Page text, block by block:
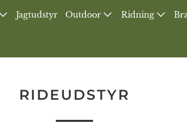
Jagtudstyr Outdoor Ridning
RIDEUDSTYR